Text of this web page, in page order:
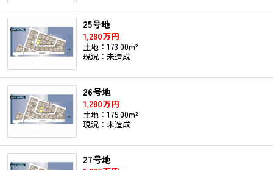
25号地
1,280万円
土地：173.00m²
現況：未造成
26号地
1,280万円
土地：175.00m²
現況：未造成
27号地